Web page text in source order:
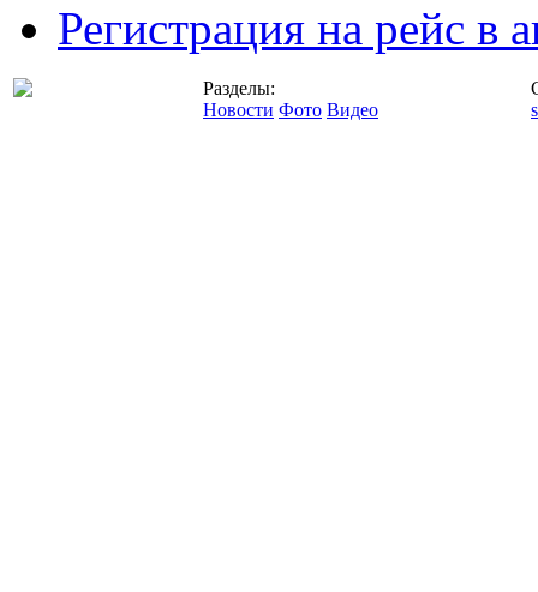
Регистрация на рейс в
Разделы:
Новости Фото Видео